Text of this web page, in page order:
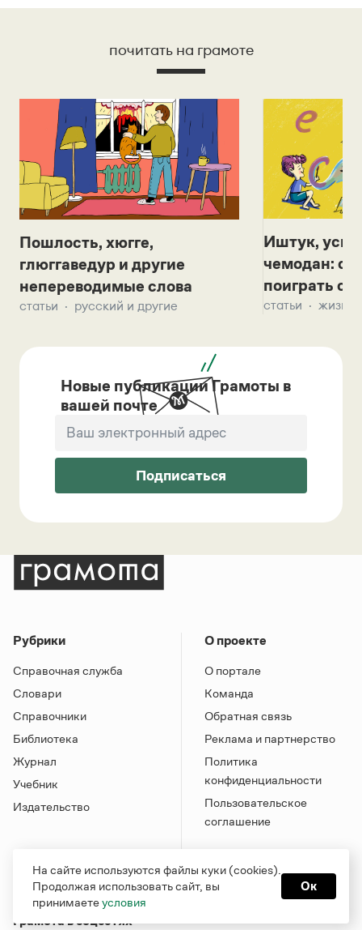
почитать на грамоте
Пошлость, хюгге,
глюггаведур и другие
непереводимые слова
статьи русский и другие
Иштук,
чемодан:
поиграть с
статьи жизнь
Новые публикации Грамоты в
вашей почте
Подписаться
Рубрики
Справочная служба
Словари
Справочники
Библиотека
Журнал
Учебник
Издательство
О проекте
О портале
Команда
Обратная связь
Реклама и партнерство
Политика
конфиденциальности
Пользовательское
соглашение
Грамота в соцсетях
На сайте используются файлы куки (cookies).
Продолжая использовать сайт, вы
принимаетеусловия
Ок